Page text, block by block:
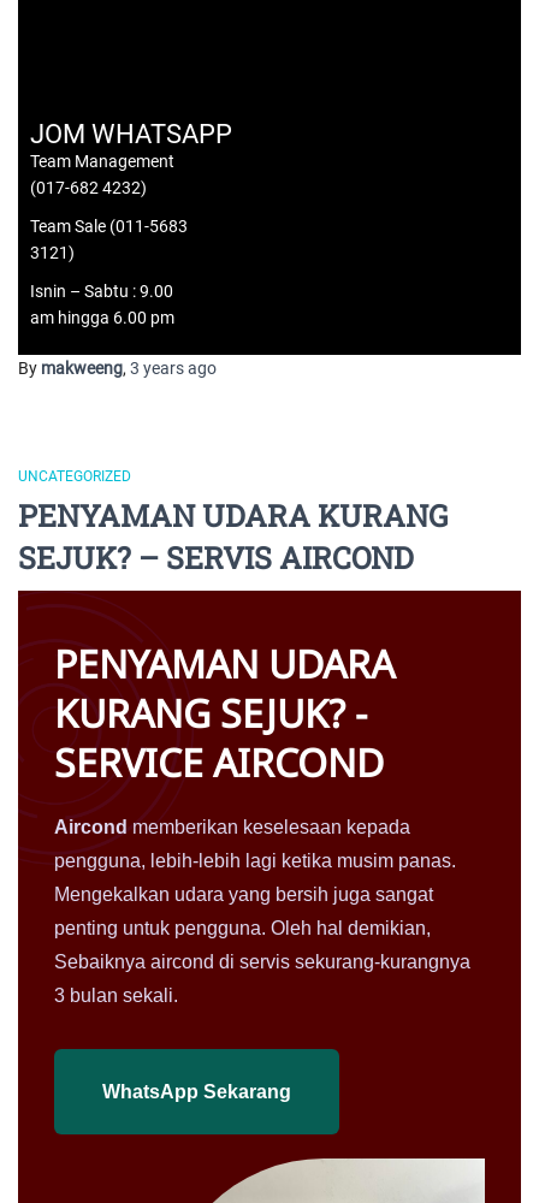
JOM WHATSAPP
Team Management
(017-682 4232)
Team Sale (011-5683
3121)
Isnin – Sabtu : 9.00
am hingga 6.00 pm
By makweeng, 3 yearsago
UNCATEGORIZED
PENYAMAN UDARA KURANG
SEJUK? – SERVIS AIRCOND
PENYAMAN UDARA
KURANG SEJUK? -
SERVICE AIRCOND
Aircond memberikan keselesaan kepada
pengguna, lebih-lebih lagi ketika musim panas.
Mengekalkan udara yang bersih juga sangat
penting untuk pengguna. Oleh hal demikian,
Sebaiknya aircond di servis sekurang-kurangnya
3 bulan sekali.
WhatsApp Sekarang